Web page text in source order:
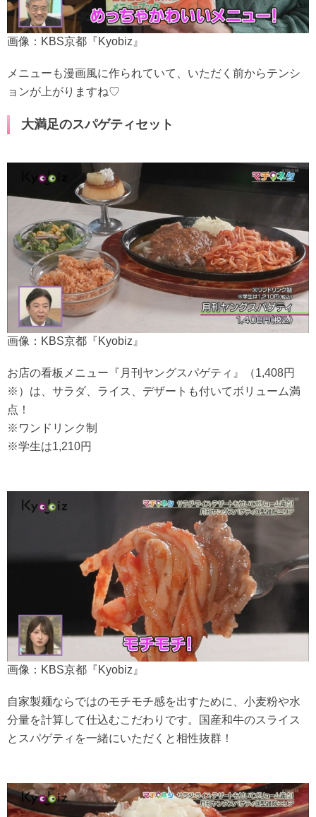
画像：KBS京都『Kyobiz』
メニューも漫画風に作られていて、いただく前からテンシ
ョンが上がりますね♡
大満足のスパゲティセット
画像：KBS京都『Kyobiz』
お店の看板メニュー『月刊ヤングスパゲティ』（1,408円
※）は、サラダ、ライス、デザートも付いてボリューム満
点！
※ワンドリンク制
※学生は1,210円
画像：KBS京都『Kyobiz』
自家製麺ならではのモチモチ感を出すために、小麦粉や水
分量を計算して仕込むこだわりです。国産和牛のスライス
とスパゲティを一緒にいただくと相性抜群！